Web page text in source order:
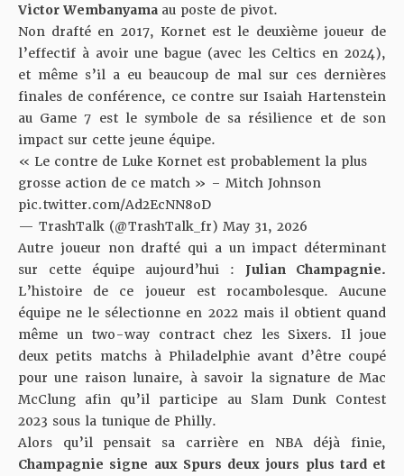
Victor Wembanyama au poste de pivot.
Non drafté en 2017, Kornet est le deuxième joueur de
l’effectif à avoir une bague (avec les Celtics en 2024),
et même s’il a eu beaucoup de mal sur ces dernières
finales de conférence, ce contre sur Isaiah Hartenstein
au Game 7 est le symbole de sa résilience et de son
impact sur cette jeune équipe.
« Le contre de Luke Kornet est probablement la plus
grosse action de ce match » – Mitch Johnson
pic.twitter.com/Ad2EcNN8oD
— TrashTalk (@TrashTalk_fr) May 31, 2026
Autre joueur non drafté qui a un impact déterminant
sur cette équipe aujourd’hui : Julian Champagnie.
L’histoire de ce joueur est rocambolesque. Aucune
équipe ne le sélectionne en 2022 mais il obtient quand
même un two-way contract chez les Sixers. Il joue
deux petits matchs à Philadelphie avant d’être coupé
pour une raison lunaire, à savoir la signature de Mac
McClung afin qu’il participe au Slam Dunk Contest
2023 sous la tunique de Philly.
Alors qu’il pensait sa carrière en NBA déjà finie,
Champagnie signe aux Spurs deux jours plus tard et